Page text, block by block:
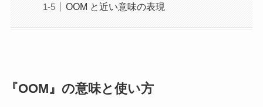
OOM と近い意味の表現
『OOM』の意味と使い方